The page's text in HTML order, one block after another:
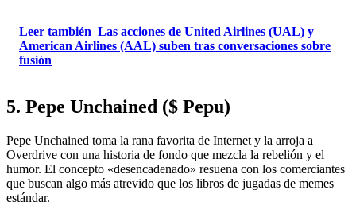
Leer también Las acciones de United Airlines (UAL) y
American Airlines (AAL) suben tras conversaciones sobre
fusión
5. Pepe Unchained ($ Pepu)
Pepe Unchained toma la rana favorita de Internet y la arroja a
Overdrive con una historia de fondo que mezcla la rebelión y el
humor. El concepto «desencadenado» resuena con los comerciantes
que buscan algo más atrevido que los libros de jugadas de memes
estándar.